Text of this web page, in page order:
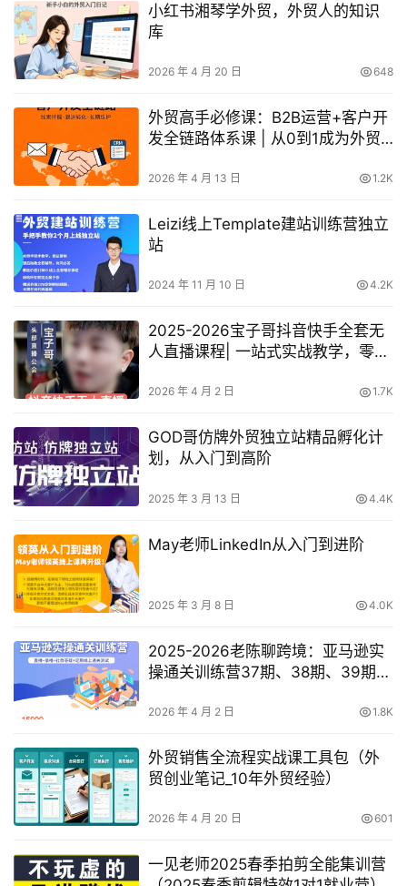
小红书湘琴学外贸，外贸人的知识
库
2026 年 4 月 20 日 648
外贸高手必修课：B2B运营+客户开
发全链路体系课 | 从0到1成为外贸
2026 年 4 月 13 日 1.2K
Leizi线上Template建站训练营独立
站
2024 年 11 月 10 日 4.2K
2025-2026宝子哥抖音快手全套无
人直播课程| 一站式实战教学，零基
2026 年 4 月 2 日 1.7K
GOD哥仿牌外贸独立站精品孵化计
划，从入门到高阶
2025 年 3 月 13 日 4.4K
May老师LinkedIn从入门到进阶
2025 年 3 月 8 日 4.0K
2025-2026老陈聊跨境：亚马逊实
操通关训练营37期、38期、39期、
2026 年 4 月 2 日 1.8K
外贸销售全流程实战课工具包（外
贸创业笔记_10年外贸经验）
2026 年 4 月 20 日 601
一见老师2025春季拍剪全能集训营